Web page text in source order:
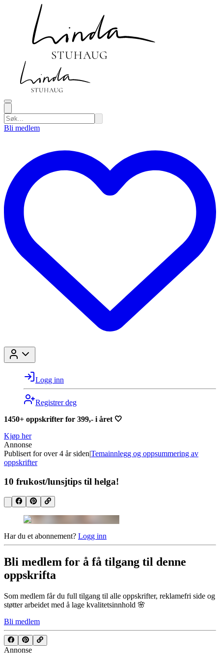
Bli medlem
Logg inn
Registrer deg
1450+ oppskrifter for 399,- i året 🤍
Kjøp her
Annonse
Publisert for over 4 år siden|Temainnlegg og oppsummering av
oppskrifter
10 frukost/lunsjtips til helga!
Har du et abonnement? Logg inn
Bli medlem for å få tilgang til denne
oppskrifta
Som medlem får du full tilgang til alle oppskrifter, reklamefri side og
støtter arbeidet med å lage kvalitetsinnhold 🌸
Bli medlem
Annonse